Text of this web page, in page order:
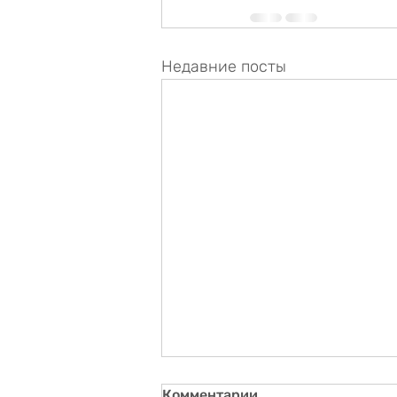
Недавние посты